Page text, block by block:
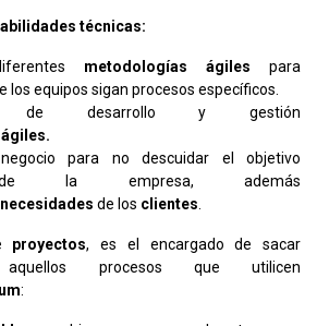
técnicas:
metodologías ágiles para
los equipos sigan procesos específicos.
de desarrollo y gestión
ágiles.
para no descuidar el objetivo
de la empresa, además
necesidades de los clientes
proyectos, es el encargado de sacar
procesos que utilicen
: